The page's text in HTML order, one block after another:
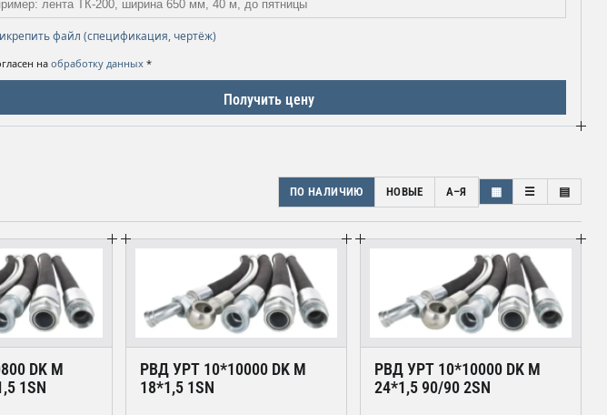
файл (спецификация, чертёж)
наобработку данных *
Получить цену
ПО НАЛИЧИЮ НОВЫЕ А–Я ▦ ☰ ▤
DK М
1SN
РВД УРТ 10*10000 DK М
18*1,5 1SN
РВД УРТ 10*10000 DK М
24*1,5 90/90 2SN